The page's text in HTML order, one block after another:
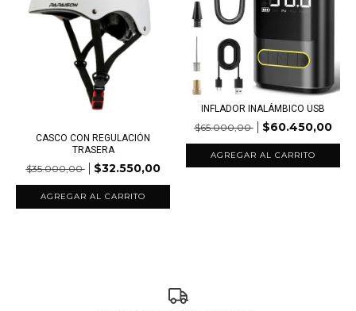
CASCO CON REGULACIÓN
TRASERA
$35.000,00 $32.550,00
INFLADOR INALÁMBICO USB
$65.000,00 $60.450,00